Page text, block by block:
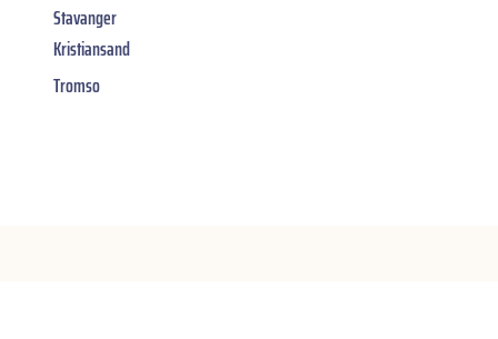
Stavanger
Kristiansand
Tromso